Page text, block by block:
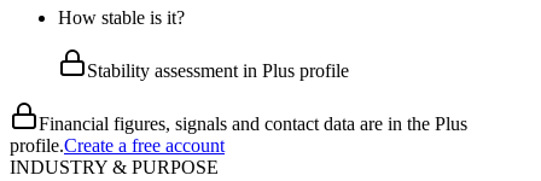
How stable is it?
Stability assessment in Plus profile
Financial figures, signals and contact data are in the Plus
profile.Create a free account
INDUSTRY & PURPOSE